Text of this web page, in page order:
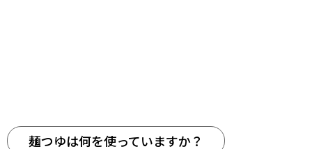
麺つゆは何を使っていますか？